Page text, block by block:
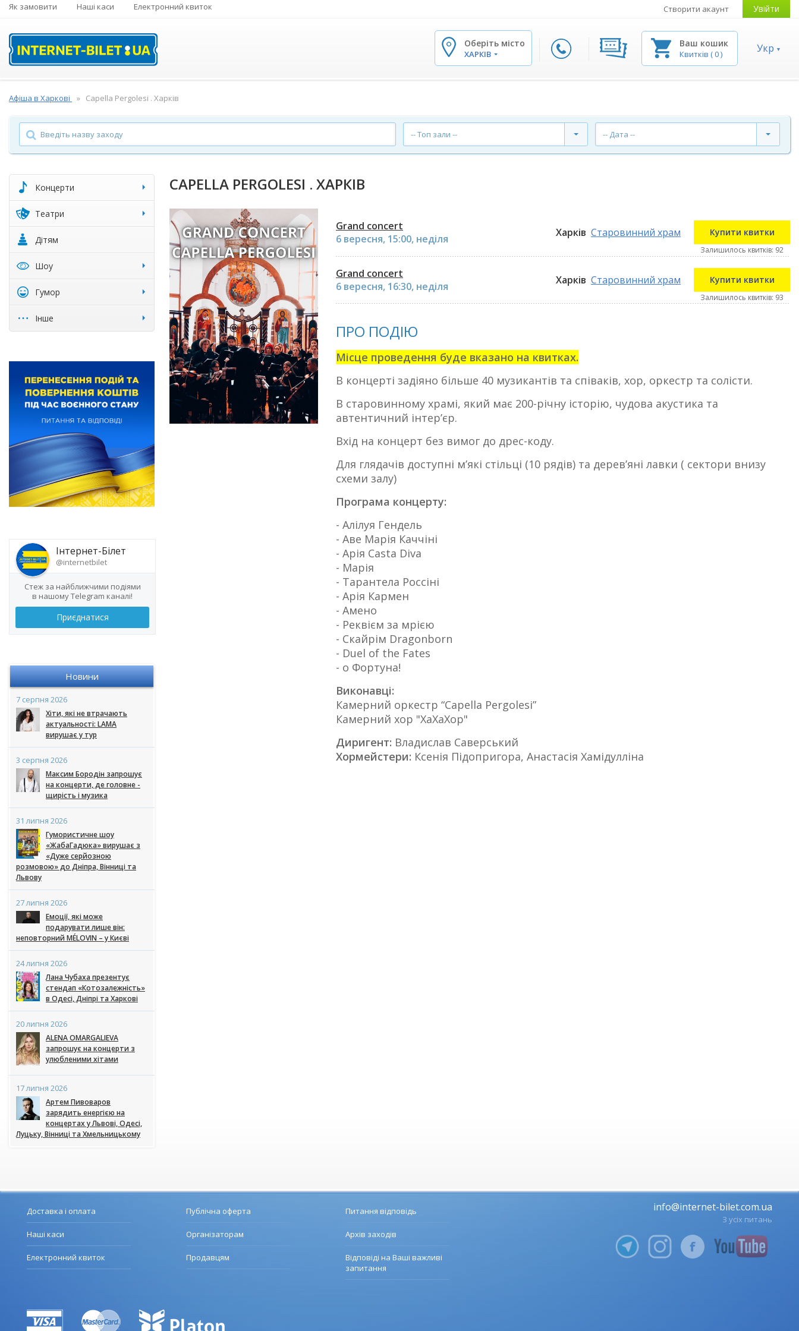
Як замовити Наші каси Електронний квиток Створити акаунт Увійти
Оберіть місто
ХАРКІВ
Ваш кошик
Квитків (0) Укр
Афіша в Харкові Capella Pergolesi . Харків
-- Топ зали -- -- Дата --
Концерти
Театри
Дітям
Шоу
Гумор
Інше
Інтернет-Білет
@internetbilet
Стеж за найближчими подіями
в нашому Telegram каналі!
Приєднатися
Новини
7 серпня 2026
Хіти, які не втрачають
актуальності: LAMA
вирушає у тур
3 серпня 2026
Максим Бородін запрошує
на концерти, де головне -
щирість і музика
31 липня 2026
Гумористичне шоу
«ЖабаГадюка» вирушає з
«Дуже серйозною
розмовою» до Дніпра, Вінниці та
Львову
27 липня 2026
Емоції, які може
подарувати лише він:
неповторний MÉLOVIN – у Києві
24 липня 2026
Лана Чубаха презентує
стендап «Котозалежність»
в Одесі, Дніпрі та Харкові
20 липня 2026
ALENA OMARGALIEVA
запрошує на концерти з
улюбленими хітами
17 липня 2026
Артем Пивоваров
зарядить енергією на
концертах у Львові, Одесі,
Луцьку, Вінниці та Хмельницькому
CAPELLA PERGOLESI . ХАРКІВ
Grand concert
6 вересня, 15:00, неділя
Харків Старовинний храм Купити квитки
Залишилось квитків: 92
Grand concert
6 вересня, 16:30, неділя
Харків Старовинний храм Купити квитки
Залишилось квитків: 93
ПРО ПОДІЮ
Місце проведення буде вказано на квитках.
В концерті задіяно більше 40 музикантів та співаків, хор, оркестр та солісти.
В старовинному храмі, який має 200-річну історію, чудова акустика та
автентичний інтерʼєр.
Вхід на концерт без вимог до дрес-коду.
Для глядачів доступні мʼякі стільці (10 рядів) та деревʼяні лавки ( сектори внизу
схеми залу)
Програма концерту:
- Алілуя Гендель
- Аве Марія Каччіні
- Арія Casta Diva
- Марія
- Тарантела Россіні
- Арія Кармен
- Амено
- Реквієм за мрією
- Скайрім Dragonborn
- Duel of the Fates
- о Фортуна!
Виконавці:
Камерний оркестр “Capella Pergolesi”
Камерний хор "ХаХаХор"
Диригент: Владислав Саверський
Хормейстери: Ксенія Підопригора, Анастасія Хамідулліна
Доставка і оплата
Наші каси
Електронний квиток
Публічна оферта
Організаторам
Продавцям
Питання відповідь
Архів заходів
Відповіді на Ваші важливі
запитання
info@internet-bilet.com.ua
З усіх питань